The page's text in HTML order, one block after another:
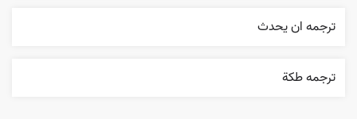
ترجمه ان يحدث
ترجمه طکة